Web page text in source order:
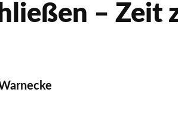
– Zeit